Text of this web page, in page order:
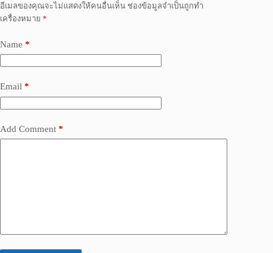
อีเมลของคุณจะไม่แสดงให้คนอื่นเห็น ช่องข้อมูลจำเป็นถูกทำ
เครื่องหมาย *
Name *
Email *
Add Comment *